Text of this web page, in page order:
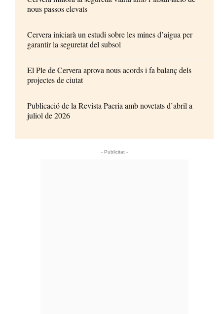
nous passos elevats
Cervera iniciarà un estudi sobre les mines d’aigua per
garantir la seguretat del subsol
El Ple de Cervera aprova nous acords i fa balanç dels
projectes de ciutat
Publicació de la Revista Paeria amb novetats d’abril a
juliol de 2026
- Publicitat -